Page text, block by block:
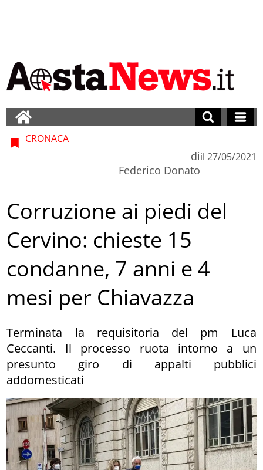
CRONACA
di
Federico Donato
il 27/05/2021
Corruzione ai piedi del
Cervino: chieste 15
condanne, 7 anni e 4
mesi per Chiavazza
Terminata la requisitoria del pm Luca
Ceccanti. Il processo ruota intorno a un
presunto giro di appalti pubblici
addomesticati